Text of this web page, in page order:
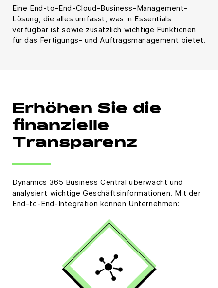
Eine End-to-End-Cloud-Business-Management-
Lösung, die alles umfasst, was in Essentials
verfügbar ist sowie zusätzlich wichtige Funktionen
für das Fertigungs- und Auftragsmanagement bietet.
Erhöhen Sie die
finanzielle
Transparenz
Dynamics 365 Business Central überwacht und
analysiert wichtige Geschäftsinformationen. Mit der
End-to-End-Integration können Unternehmen: